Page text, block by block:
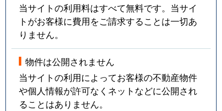
当サイトの利用料はすべて無料です。当サイ
トがお客様に費用をご請求することは一切あ
りません。
物件は公開されません
当サイトの利用によってお客様の不動産物件
や個人情報が許可なくネットなどに公開され
ることはありません。